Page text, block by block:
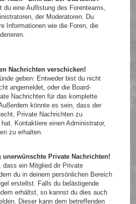
du eine Auflistung des Forenteams,
der Moderatoren. Du
Informationen wie die Foren, die
Nachrichten verschicken!
geben: Entweder bist du nicht
angemeldet, oder die Board-
Nachrichten für das komplette
könnte es sein, dass der
Private Nachrichten zu
Kontaktiere einen Administrator,
zu erhalten.
unerwünschte Private Nachrichten!
dass ein Mitglied dir Private
du in deinem persönlichen Bereich
erstellst. Falls du belästigende
erhältst, so kannst du dies auch
Dieser kann dem betreffenden